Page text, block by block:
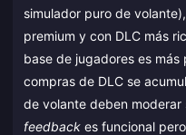
simulador puro de
premium y con DLC más
base de jugadores es
compras de DLC se
de volante deben
feedback es funcional